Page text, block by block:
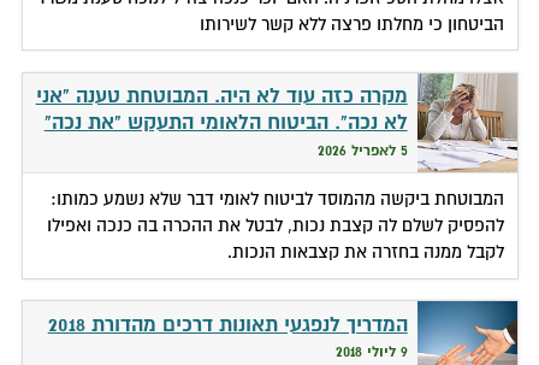
הביטחון כי מחלתו פרצה ללא קשר לשירותו
מקרה כזה עוד לא היה. המבוטחת טענה "אני
לא נכה". הביטוח הלאומי התעקש "את נכה"
5 לאפריל 2026
המבוטחת ביקשה מהמוסד לביטוח לאומי דבר שלא נשמע כמותו:
להפסיק לשלם לה קצבת נכות, לבטל את ההכרה בה כנכה ואפילו
לקבל ממנה בחזרה את קצבאות הנכות.
המדריך לנפגעי תאונות דרכים מהדורת 2018
9 ליולי 2018